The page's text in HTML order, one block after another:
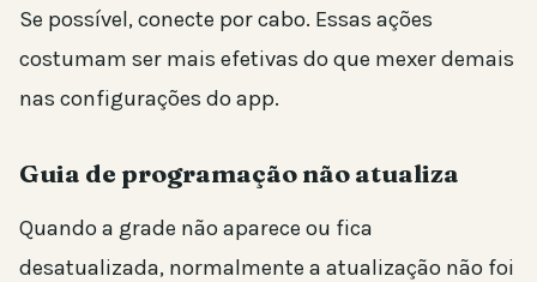
Se possível, conecte por cabo. Essas ações
costumam ser mais efetivas do que mexer demais
nas configurações do app.
Guia de programação não atualiza
Quando a grade não aparece ou fica
desatualizada, normalmente a atualização não foi